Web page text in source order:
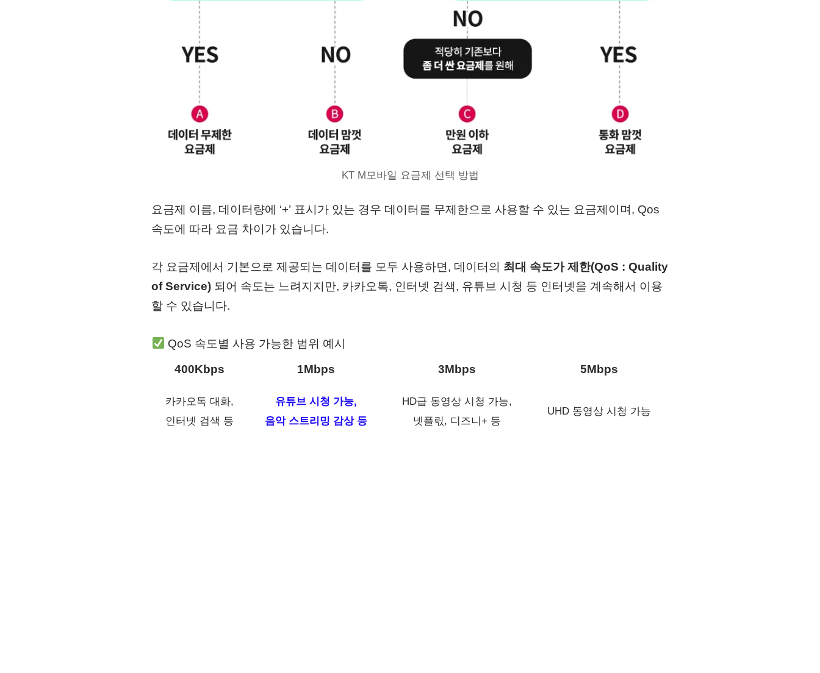
KT M모바일 요금제 선택 방법
요금제 이름, 데이터량에 ‘+’ 표시가 있는 경우 데이터를 무제한으로 사용할 수 있는 요금제이며, Qos
속도에 따라 요금 차이가 있습니다.
각 요금제에서 기본으로 제공되는 데이터를 모두 사용하면, 데이터의 최대 속도가 제한(QoS : Quality
of Service) 되어 속도는 느려지지만, 카카오톡, 인터넷 검색, 유튜브 시청 등 인터넷을 계속해서 이용
할 수 있습니다.
QoS 속도별 사용 가능한 범위 예시
400Kbps
1Mbps 3Mbps 5Mbps
카카오톡 대화,
인터넷 검색 등
유튜브 시청 가능,
음악 스트리밍 감상 등
HD급 동영상 시청 가능,
넷플릯, 디즈니+ 등
UHD 동영상 시청 가능